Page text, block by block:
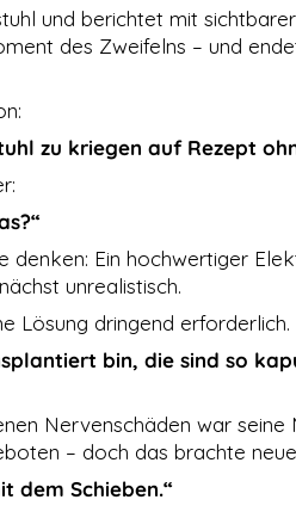
und berichtet mit
des Zweifelns – und
zu kriegen auf Rezept
denken: Ein hochwertiger
unrealistisch.
Lösung dringend
bin, die sind so
Nervenschäden war
– doch das brachte
dem Schieben.“